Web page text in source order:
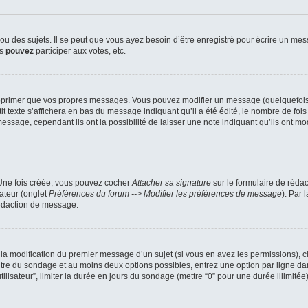
des sujets. Il se peut que vous ayez besoin d’être enregistré pour écrire un
pouvez participer aux votes, etc.
que vos propres messages. Vous pouvez modifier un message
s’affichera en bas du message indiquant qu’il a été édité, le nombre de
cependant ils ont la possibilité de laisser une note indiquant qu’ils ont
fois créée, vous pouvez cocherAttacher sa signature sur le formulaire de
(ongletPréférences du forum --> Modifier les préférences de message). Par
de message.
modification du premier message d’un sujet (si vous en avez les permissions),
du sondage et au moins deux options possibles, entrez une option par ligne
limiter la durée en jours du sondage (mettre “0” pour une durée